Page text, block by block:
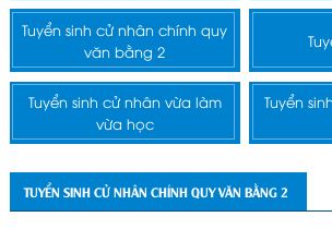
Tuyển sinh cử nhân chính quy
văn bằng 2
Tuyển sinh cử nhân vừa làm
vừa học
Tuyển
TUYỂN SINH CỬ NHÂN CHÍNH QUY VĂN BẰNG 2